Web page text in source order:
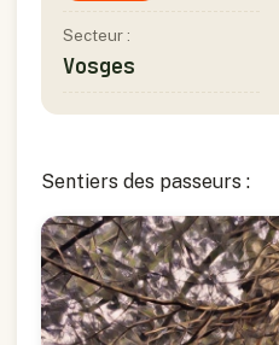
Secteur :
Vosges
Sentiers des passeurs :